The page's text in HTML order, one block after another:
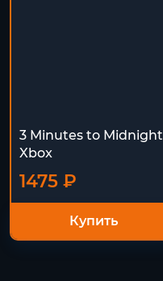
3 Minutes to Midnight
Xbox
1475 ₽
Купить